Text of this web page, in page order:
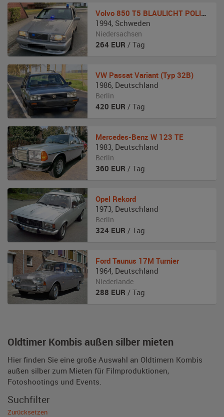
Oldtimer Kombis außen silber mieten
Hier finden Sie eine große Auswahl an Oldtimern Kombis
außen silber zum Mieten für Filmproduktionen,
Fotoshootings und Events.
Volvo 850 T5 BLAULICHT POLIZEI NOTARZT
1994, Schweden
Niedersachsen
264 EUR / Tag
VW Passat Variant (Typ 32B)
1986, Deutschland
Berlin
420 EUR / Tag
Mercedes-Benz W 123 TE
1983, Deutschland
Berlin
360 EUR / Tag
Opel Rekord
1973, Deutschland
Berlin
324 EUR / Tag
Ford Taunus 17M Turnier
1964, Deutschland
Niederlande
288 EUR / Tag
Suchfilter
Zurücksetzen